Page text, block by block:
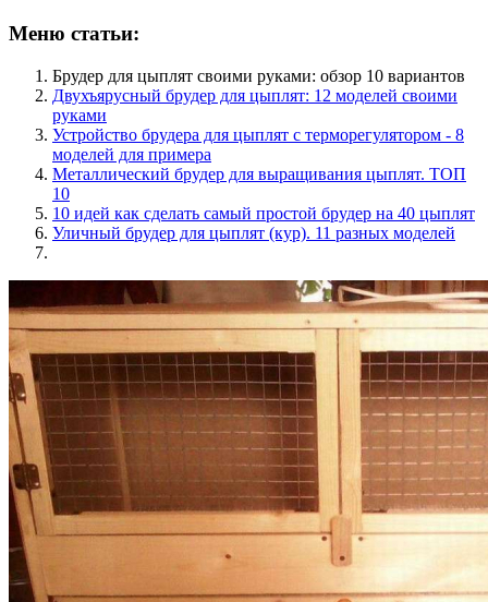
Меню статьи:
Брудер для цыплят своими руками: обзор 10 вариантов
Двухъярусный брудер для цыплят: 12 моделей своими
руками
Устройство брудера для цыплят с терморегулятором - 8
моделей для примера
Металлический брудер для выращивания цыплят. ТОП
10
10 идей как сделать самый простой брудер на 40 цыплят
Уличный брудер для цыплят (кур). 11 разных моделей